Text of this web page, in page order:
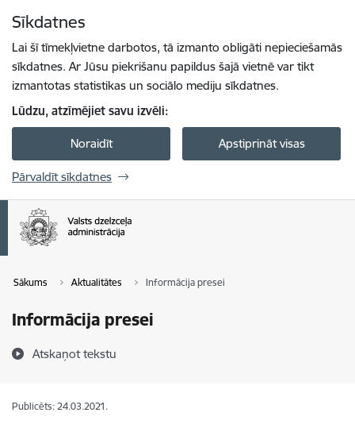
Sīkdatnes
Lai šī tīmekļvietne darbotos, tā izmanto obligāti nepieciešamās
sīkdatnes. Ar Jūsu piekrišanu papildus šajā vietnē var tikt
izmantotas statistikas un sociālo mediju sīkdatnes.
Lūdzu, atzīmējiet savu izvēli:
Noraidīt Apstiprināt visas
Pārvaldīt sīkdatnes
Sākums Aktualitātes Informācija presei
Informācija presei
Atskaņot tekstu
Publicēts: 24.03.2021.